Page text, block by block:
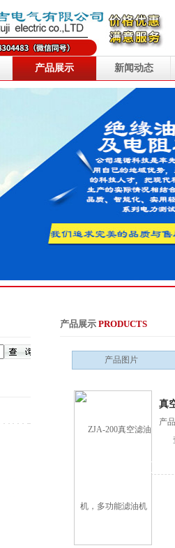
产品展示 新闻动态
产品展示 PRODUCTS
产品图片
真
产